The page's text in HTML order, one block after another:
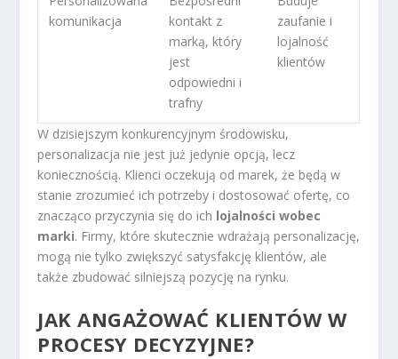
komunikacja
kontakt z
marką, który
jest
odpowiedni i
trafny
zaufanie i
lojalność
klientów
W dzisiejszym konkurencyjnym środowisku,
personalizacja nie jest już jedynie opcją, lecz
koniecznością. Klienci oczekują od marek, że będą w
stanie zrozumieć ich potrzeby i dostosować ofertę, co
znacząco przyczynia się do ich lojalności wobec
marki. Firmy, które skutecznie wdrażają personalizację,
mogą nie tylko zwiększyć satysfakcję klientów, ale
także zbudować silniejszą pozycję na rynku.
JAK ANGAŻOWAĆ KLIENTÓW W
PROCESY DECYZYJNE?